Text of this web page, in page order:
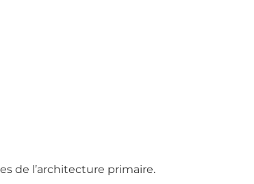
de l’architecture primaire.